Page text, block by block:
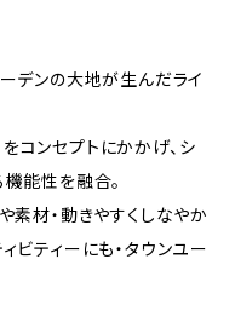
デンの大地が生んだライ
コンセプトにかかげ、シ
能性を融合。
素材・動きやすくしなやか
ビティーにも・タウンユー